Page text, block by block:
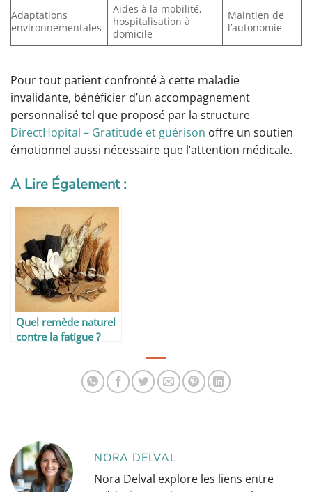
Adaptations
environnementales
Aides à la mobilité,
hospitalisation à
domicile
Maintien de
l’autonomie
Pour tout patient confronté à cette maladie
invalidante, bénéficier d’un accompagnement
personnalisé tel que proposé par la structure
DirectHopital – Gratitude et guérison offre un soutien
émotionnel aussi nécessaire que l’attention médicale.
A Lire Également :
Quel remède naturel
contre la fatigue ?
NORA DELVAL
Nora Delval explore les liens entre